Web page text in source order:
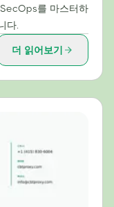
를 마스터하
다.
더 읽어보기